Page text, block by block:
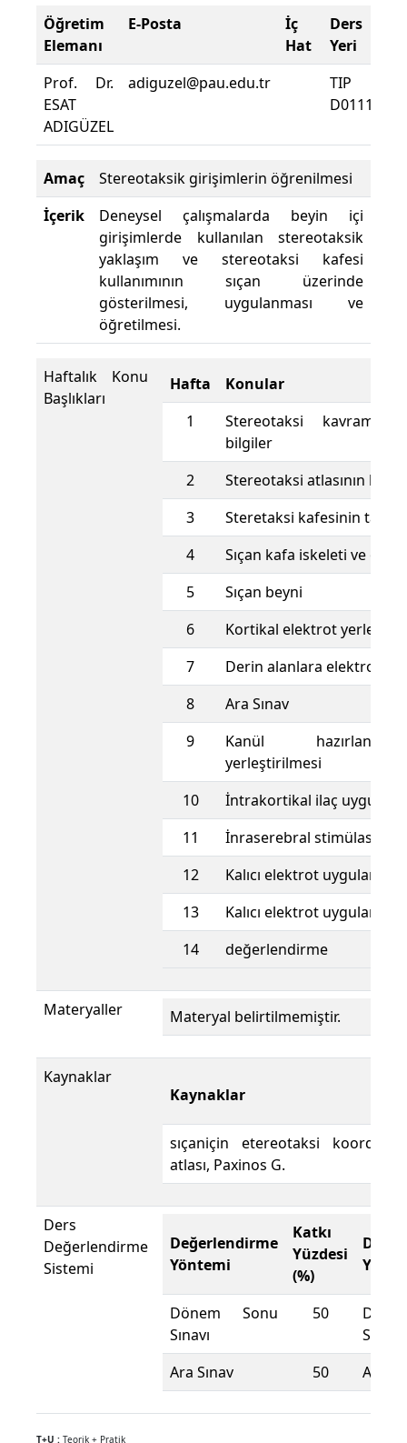
Öğretim
Elemanı
E-Posta
İç
Hat
Ders
Yeri
Prof. Dr.
ESAT
ADIGÜZEL
adiguzel@pau.edu.tr
TIP
D0111
Amaç
Stereotaksik girişimlerin öğrenilmesi
İçerik
Deneysel çalışmalarda beyin içi
girişimlerde kullanılan stereotaksik
yaklaşım ve stereotaksi kafesi
kullanımının sıçan üzerinde
gösterilmesi, uygulanması ve
öğretilmesi.
Haftalık Konu
Başlıkları
Hafta
Konular
1
Stereotaksi kavramı
bilgiler
2
Stereotaksi atlasının
3
Steretaksi kafesinin
4
Sıçan kafa iskeleti ve
5
Sıçan beyni
6
Kortikal elektrot
7
Derin alanlara elektrot
8
Ara Sınav
9
Kanül
yerleştirilmesi
10
İntrakortikal ilaç
11
İnraserebral stimülasyon
12
Kalıcı elektrot uygulaması
13
Kalıcı elektrot uygulaması
14
değerlendirme
Materyaller Materyal belirtilmemiştir.
Kaynaklar
Kaynaklar
sıçaniçin etereotaksi koordinat
atlası, Paxinos G.
Ders
Değerlendirme
Sistemi
Değerlendirme
Yöntemi
Katkı
Yüzdesi
(%)
Dönem Sonu
Sınavı
50
Sınavı
Ara Sınav
50 Ara
T+U : Teorik + Pratik